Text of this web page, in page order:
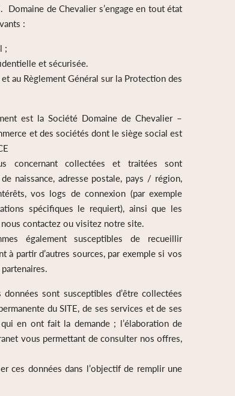
de Chevalier s’engage en tout état
:
;
et sécurisée.
au Règlement Général sur la Protection des
est la Société Domaine de Chevalier –
et des sociétés dont le siège social est
concernant collectées et traitées sont
naissance, adresse postale, pays / région,
vos logs de connexion (par exemple
spécifiques le requiert), ainsi que les
contactez ou visitez notre site.
également susceptibles de recueillir
partir d’autres sources, par exemple si vos
sont susceptibles d’être collectées
du SITE, de ses services et de ses
en ont fait la demande ; l’élaboration de
vous permettant de consulter nos offres,
ces données dans l’objectif de remplir une